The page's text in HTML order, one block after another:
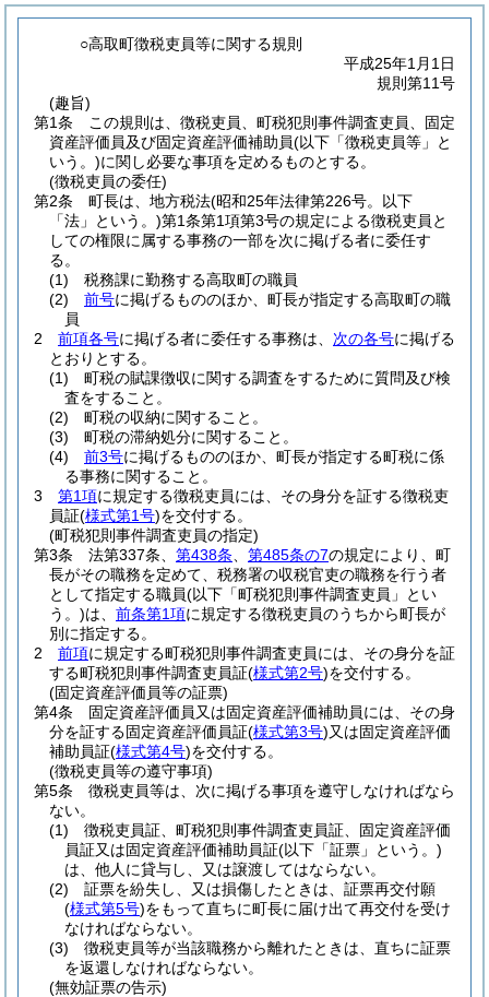
○高取町徴税吏員等に関する規則
平成25年1月1日
規則第11号
(趣旨)
第1条
この規則は、徴税吏員、町税犯則事件調査吏員、固定
資産評価員及び固定資産評価補助員(以下「徴税吏員等」と
いう。)に関し必要な事項を定めるものとする。
(徴税吏員の委任)
第2条
町長は、地方税法(昭和25年法律第226号。以下
「法」という。)第1条第1項第3号の規定による徴税吏員と
しての権限に属する事務の一部を次に掲げる者に委任す
る。
(1)
税務課に勤務する高取町の職員
(2)
前号に掲げるもののほか、町長が指定する高取町の職
員
2
前項各号に掲げる者に委任する事務は、 次の各号に掲げる
とおりとする。
(1)
町税の賦課徴収に関する調査をするために質問及び検
査をすること。
(2)
町税の収納に関すること。
(3)
町税の滞納処分に関すること。
(4)
前3号に掲げるもののほか、町長が指定する町税に係
る事務に関すること。
3
第1項に規定する徴税吏員には、その身分を証する徴税吏
員証(様式第1号)を交付する。
(町税犯則事件調査吏員の指定)
第3条
法第337条、 第438条 第485条の7の規定により、町
長がその職務を定めて、税務署の収税官吏の職務を行う者
として指定する職員(以下「町税犯則事件調査吏員」とい
う。)は、 前条第1項に規定する徴税吏員のうちから町長が
別に指定する。
2
前項に規定する町税犯則事件調査吏員には、その身分を証
する町税犯則事件調査吏員証(様式第2号)を交付する。
(固定資産評価員等の証票)
第4条
固定資産評価員又は固定資産評価補助員には、その身
分を証する固定資産評価員証(様式第3号)又は固定資産評価
補助員証(様式第4号)を交付する。
(徴税吏員等の遵守事項)
第5条
徴税吏員等は、次に掲げる事項を遵守しなければなら
ない。
(1)
徴税吏員証、町税犯則事件調査吏員証、固定資産評価
員証又は固定資産評価補助員証(以下「証票」という。)
は、他人に貸与し、又は譲渡してはならない。
(2)
証票を紛失し、又は損傷したときは、証票再交付願
(様式第5号)をもって直ちに町長に届け出て再交付を受け
なければならない。
(3)
徴税吏員等が当該職務から離れたときは、直ちに証票
を返還しなければならない。
(無効証票の告示)